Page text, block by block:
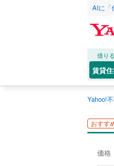
AIに「
借りる
賃貸
Yahoo!
おすす
価格